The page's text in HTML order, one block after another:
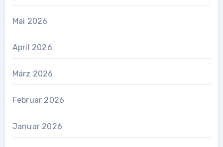
Mai 2026
April 2026
März 2026
Februar 2026
Januar 2026